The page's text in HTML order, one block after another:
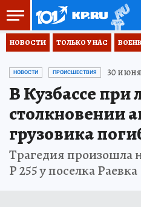
НОВОСТИ ТОЛЬКО У НАС
НОВОСТИ ПРОИСШЕСТВИЯ 30 июня
В Кузбассе при
столкновении
грузовика
Трагедия произошла
Р 255 у поселка Раевка